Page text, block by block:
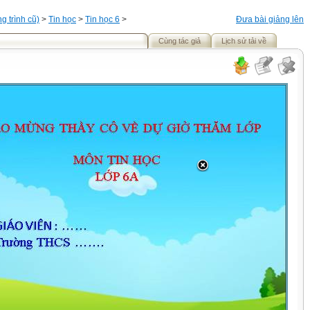
Đưa bài giảng lên
trình cũ) > Tin học > Tin học 6 >
Cùng tác giả Lịch sử tải về